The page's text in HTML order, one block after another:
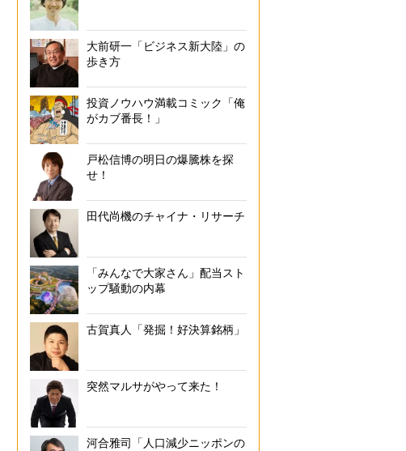
大前研一「ビジネス新大陸」の
歩き方
投資ノウハウ満載コミック「俺
がカブ番長！」
戸松信博の明日の爆騰株を探
せ！
田代尚機のチャイナ・リサーチ
「みんなで大家さん」配当スト
ップ騒動の内幕
古賀真人「発掘！好決算銘柄」
突然マルサがやって来た！
河合雅司「人口減少ニッポンの